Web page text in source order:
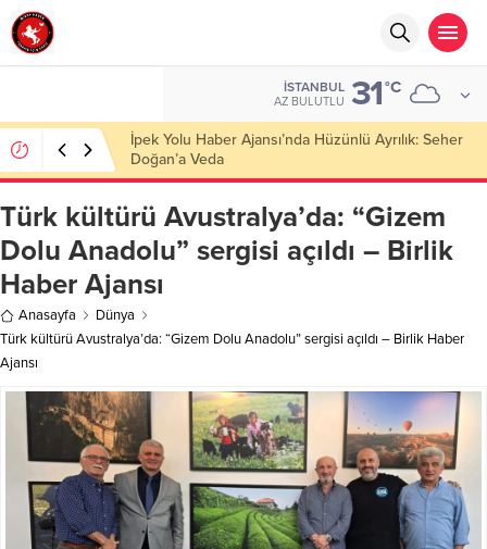
İSTANBUL
AZ BULUTLU 31°C
Başkan Nihat Öztürk, Şanahan’da Hacı Eryaman’a
Misafir Oldu
Türk kültürü Avustralya’da: “Gizem
Dolu Anadolu” sergisi açıldı – Birlik
Haber Ajansı
Anasayfa
Dünya
Türk kültürü Avustralya’da: “Gizem Dolu Anadolu” sergisi açıldı – Birlik Haber
Ajansı